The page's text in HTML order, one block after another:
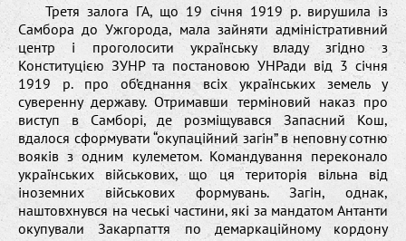
Третя залога ГА, що 19 січня 1919 р. вирушила із
Самбора до Ужгорода, мала зайняти адміністративний
центр і проголосити українську владу згідно з
Конституцією ЗУНР та постановою УНРади від 3 січня
1919 р. про об’єднання всіх українських земель у
суверенну державу. Отримавши терміновий наказ про
виступ в Самборі, де розміщувався Запасний Кош,
вдалося сформувати “окупаційний загін” в неповну сотню
вояків з одним кулеметом. Командування переконало
українських військових, що ця територія вільна від
іноземних військових формувань. Загін, однак,
наштовхнувся на чеські частини, які за мандатом Антанти
окупували Закарпаття по демаркаційному кордону